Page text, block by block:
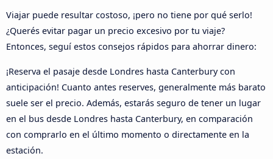
Viajar puede resultar costoso, ¡pero no tiene por qué serlo!
¿Querés evitar pagar un precio excesivo por tu viaje?
Entonces, seguí estos consejos rápidos para ahorrar dinero:
¡Reserva el pasaje desde Londres hasta Canterbury con
anticipación! Cuanto antes reserves, generalmente más barato
suele ser el precio. Además, estarás seguro de tener un lugar
en el bus desde Londres hasta Canterbury, en comparación
con comprarlo en el último momento o directamente en la
estación.